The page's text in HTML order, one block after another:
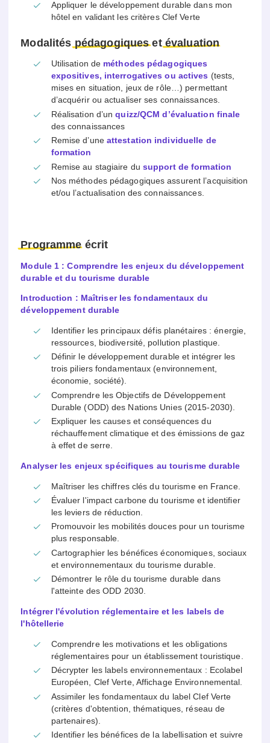
Appliquer le développement durable dans mon
hôtel en validant les critères Clef Verte
Modalités pédagogiqueset évaluation
Utilisation de méthodes pédagogiques
expositives, interrogatives ou actives (tests,
mises en situation, jeux de rôle…) permettant
d’acquérir ou actualiser ses connaissances.
Réalisation d’unquizz/QCM d’évaluation finale
des connaissances
Remise d’une attestation individuelle de
formation
Remise au stagiaire du support de formation
Nos méthodes pédagogiques assurent l’acquisition
et/ou l’actualisation des connaissances.
Programmeécrit
Module 1 : Comprendre les enjeux du développement
durable et du tourisme durable
Introduction : Maîtriser les fondamentaux du
développement durable
Identifier les principaux défis planétaires : énergie,
ressources, biodiversité, pollution plastique.
Définir le développement durable et intégrer les
trois piliers fondamentaux (environnement,
économie, société).
Comprendre les Objectifs de Développement
Durable (ODD) des Nations Unies (2015-2030).
Expliquer les causes et conséquences du
réchauffement climatique et des émissions de gaz
à effet de serre.
Analyser les enjeux spécifiques au tourisme durable
Maîtriser les chiffres clés du tourisme en France.
Évaluer l'impact carbone du tourisme et identifier
les leviers de réduction.
Promouvoir les mobilités douces pour un tourisme
plus responsable.
Cartographier les bénéfices économiques, sociaux
et environnementaux du tourisme durable.
Démontrer le rôle du tourisme durable dans
l'atteinte des ODD 2030.
Intégrer l'évolution réglementaire et les labels de
l'hôtellerie
Comprendre les motivations et les obligations
réglementaires pour un établissement touristique.
Décrypter les labels environnementaux : Ecolabel
Européen, Clef Verte, Affichage Environnemental.
Assimiler les fondamentaux du label Clef Verte
(critères d'obtention, thématiques, réseau de
partenaires).
Identifier les bénéfices de la labellisation et suivre